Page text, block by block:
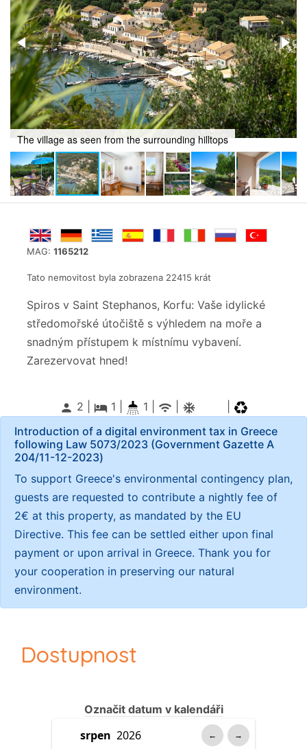
MAG: 1165212
Tato nemovitost byla zobrazena 22415 krát
Spiros v Saint Stephanos, Korfu: Vaše idylické
středomořské útočiště s výhledem na moře a
snadným přístupem k místnímu vybavení.
Zarezervovat hned!
person 2 | local_hotel 1 1 | wifi ac_unitif
Dining and living area
Introduction of a digital environment tax in Greece
following Law 5073/2023 (Government Gazette Α
204/11-12-2023)
To support Greece's environmental contingency plan,
guests are requested to contribute a nightly fee of
2€ at this property, as mandated by the EU
Directive. This fee can be settled either upon final
payment or upon arrival in Greece. Thank you for
your cooperation in preserving our natural
environment.
Dostupnost
Označit datum v kalendáři
← →